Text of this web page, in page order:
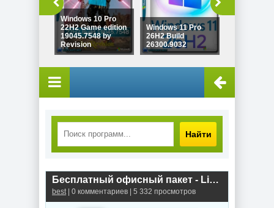
Windows 10 Pro
22H2 Game edition
19045.7548 by
Revision
Windows 11 Pro
26H2 Build
26300.9032
Найти
Бесплатный офисный пакет - LibreOffice 6.0.1.1 Stable
best| 0 комментариев | 5 332 просмотров